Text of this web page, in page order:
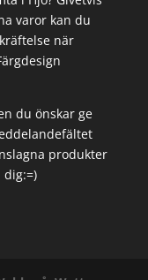
varor kan du
när
du önskar ge
produkter